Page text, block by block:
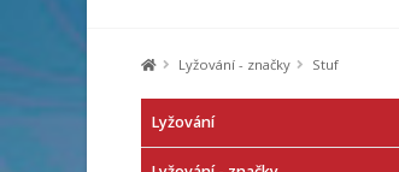
Lyžování - značky Stuf
Lyžování